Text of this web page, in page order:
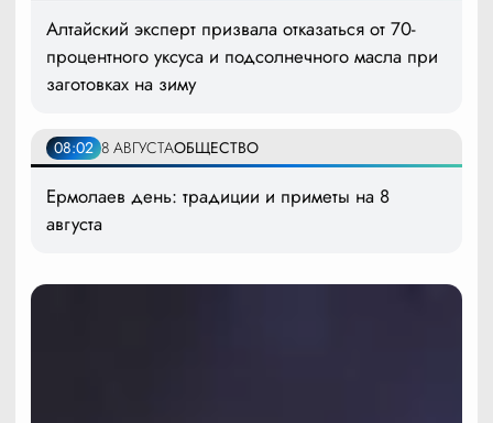
Алтайский эксперт призвала отказаться от 70-
процентного уксуса и подсолнечного масла при
заготовках на зиму
08:02 8 АВГУСТАОБЩЕСТВО
Ермолаев день: традиции и приметы на 8
августа